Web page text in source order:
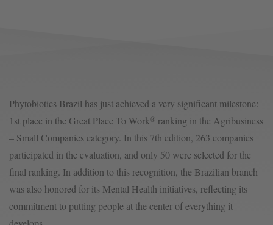
Phytobiotics Brazil has just achieved a very significant milestone:
1st place in the Great Place To Work® ranking in the Agribusiness
– Small Companies category. In this 7th edition, 263 companies
participated in the evaluation, and only 50 were selected for the
final ranking. In addition to this recognition, the Brazilian branch
was also honored for its Mental Health initiatives, reflecting its
commitment to putting people at the center of everything it